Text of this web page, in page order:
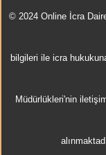
© 2024 Online İcra
bilgileri ile icra
Müdürlükleri'nin